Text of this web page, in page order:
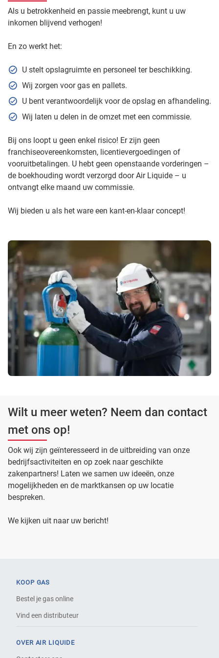
Als u betrokkenheid en passie meebrengt, kunt u uw
inkomen blijvend verhogen!
En zo werkt het:
U stelt opslagruimte en personeel ter beschikking.
Wij zorgen voor gas en pallets.
U bent verantwoordelijk voor de opslag en afhandeling.
Wij laten u delen in de omzet met een commissie.
Bij ons loopt u geen enkel risico! Er zijn geen
franchiseovereenkomsten, licentievergoedingen of
vooruitbetalingen. U hebt geen openstaande vorderingen –
de boekhouding wordt verzorgd door Air Liquide – u
ontvangt elke maand uw commissie.
Wij bieden u als het ware een kant-en-klaar concept!
Wilt u meer weten? Neem dan contact
met ons op!
Ook wij zijn geïnteresseerd in de uitbreiding van onze
bedrijfsactiviteiten en op zoek naar geschikte
zakenpartners! Laten we samen uw ideeën, onze
mogelijkheden en de marktkansen op uw locatie
bespreken.
We kijken uit naar uw bericht!
KOOP GAS
Bestel je gas online
Vind een distributeur
OVER AIR LIQUIDE